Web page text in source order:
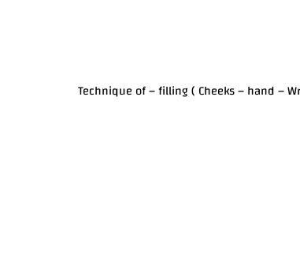
Technique of – filling ( Cheeks – hand –